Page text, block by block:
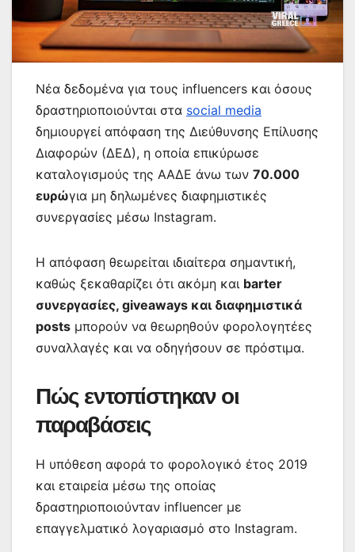
Νέα δεδομένα για τους influencers και όσους
δραστηριοποιούνται στα social media
δημιουργεί απόφαση της Διεύθυνσης Επίλυσης
Διαφορών (ΔΕΔ), η οποία επικύρωσε
καταλογισμούς της ΑΑΔΕ άνω των 70.000
ευρώγια μη δηλωμένες διαφημιστικές
συνεργασίες μέσω Instagram.
Η απόφαση θεωρείται ιδιαίτερα σημαντική,
καθώς ξεκαθαρίζει ότι ακόμη και barter
συνεργασίες, giveaways και διαφημιστικά
posts μπορούν να θεωρηθούν φορολογητέες
συναλλαγές και να οδηγήσουν σε πρόστιμα.
Πώς εντοπίστηκαν οι
παραβάσεις
Η υπόθεση αφορά το φορολογικό έτος 2019
και εταιρεία μέσω της οποίας
δραστηριοποιούνταν influencer με
επαγγελματικό λογαριασμό στο Instagram.